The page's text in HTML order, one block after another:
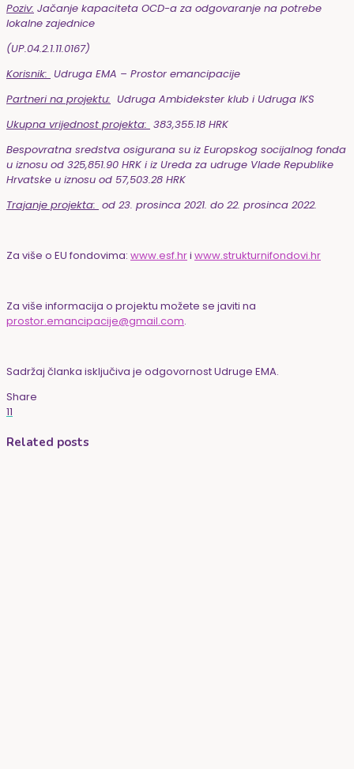
Poziv: Jačanje kapaciteta OCD-a za odgovaranje na potrebe
lokalne zajednice
(UP.04.2.1.11.0167)
Korisnik: Udruga EMA – Prostor emancipacije
Partneri na projektu: Udruga Ambidekster klub i Udruga IKS
Ukupna vrijednost projekta: 383,355.18 HRK
Bespovratna sredstva osigurana su iz Europskog socijalnog fonda
u iznosu od 325,851.90 HRK i iz Ureda za udruge Vlade Republike
Hrvatske u iznosu od 57,503.28 HRK
Trajanje projekta: od 23. prosinca 2021. do 22. prosinca 2022.
Za više o EU fondovima: www.esf.hri www.strukturnifondovi.hr
Za više informacija o projektu možete se javiti na
prostor.emancipacije@gmail.com.
Sadržaj članka isključiva je odgovornost Udruge EMA.
Share
11
Related posts